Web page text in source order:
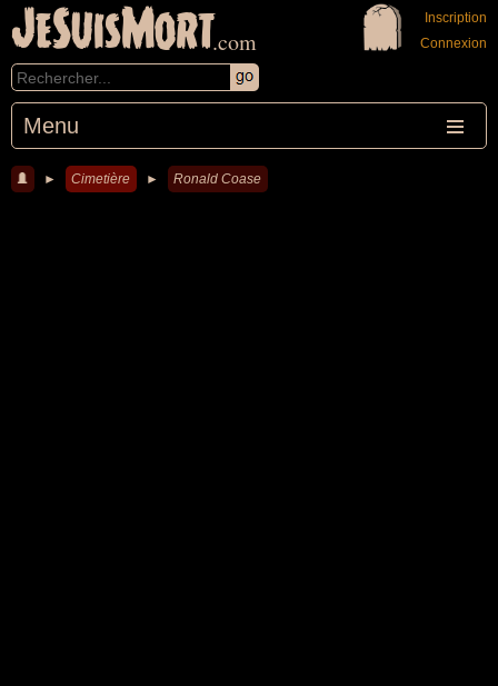
JeSuisMort.com
Menu
Inscription
Connexion
► Cimetière ► Ronald Coase